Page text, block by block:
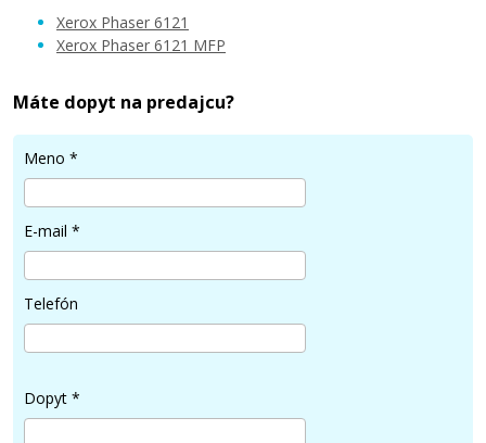
49,90 €
Xerox 106R01464 (Purpurový)
Xerox Phaser 6121
Xerox Phaser 6121 MFP
Máte dopyt na predajcu?
Meno *
E-mail *
Telefón
Dopyt *